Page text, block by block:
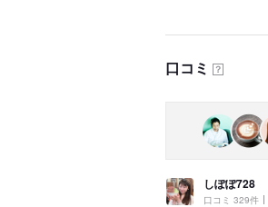
口コミ ？
しぽぽ728
口コミ 329件